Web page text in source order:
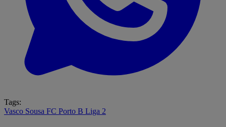
Tags:
Vasco Sousa FC Porto B Liga 2